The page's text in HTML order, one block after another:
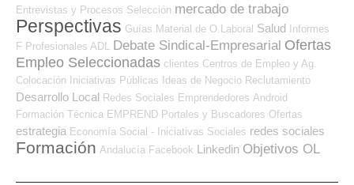
Entrevistas y Procesos Selección mercado de trabajo
Perspectivas Guías Material de O.Laboral Salud Informes
F Profesionales ADL
Debate Sindical-Empresarial Ofertas
Empleo Seleccionadas clientes Centros de Empleo y Ag.
Colocación Iniciativas Públicas Ideas de Negocio Reclutamiento
Desarrollo Local Redes Sociales Emprendedores Android
Formación Técnica EMPREND Portales y Buscadores Ofertas
estrategia Economía Social - Iniciativas Sociales redes sociales
Formación Andalucía Facebook Linkedin Objetivos OL